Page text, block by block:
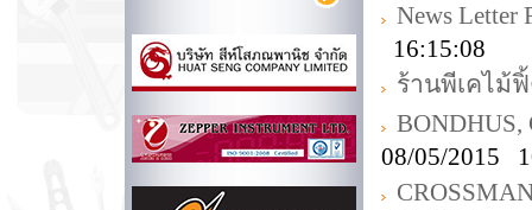
News Letter
16:15:08
ร้านพีเคไม้
BONDHUS,
08/05/2015